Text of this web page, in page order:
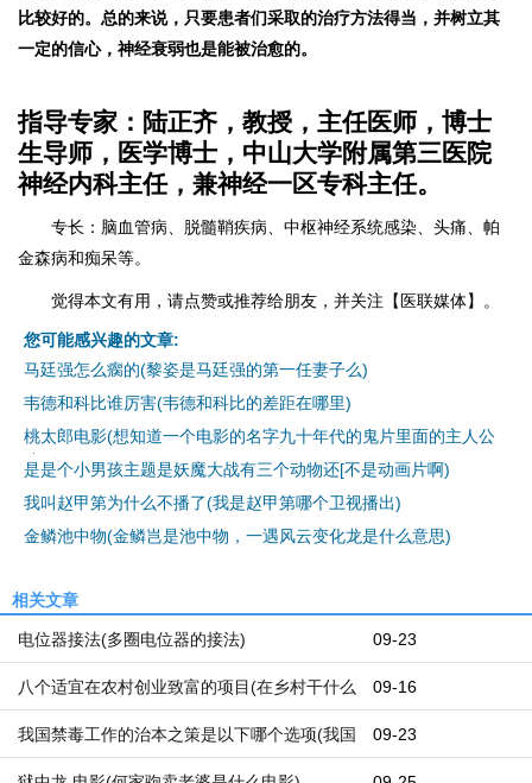
比较好的。总的来说，只要患者们采取的治疗方法得当，并树立其
一定的信心，神经衰弱也是能被治愈的。
指导专家：陆正齐，教授，主任医师，博士
生导师，医学博士，中山大学附属第三医院
神经内科主任，兼神经一区专科主任。
专长：脑血管病、脱髓鞘疾病、中枢神经系统感染、头痛、帕
金森病和痴呆等。
觉得本文有用，请点赞或推荐给朋友，并关注【医联媒体】。
您可能感兴趣的文章:
马廷强怎么瘸的(黎姿是马廷强的第一任妻子么)
韦德和科比谁厉害(韦德和科比的差距在哪里)
桃太郎电影(想知道一个电影的名字九十年代的鬼片里面的主人公
是是个小男孩主题是妖魔大战有三个动物还[不是动画片啊)
我叫赵甲第为什么不播了(我是赵甲第哪个卫视播出)
金鳞池中物(金鳞岂是池中物，一遇风云变化龙是什么意思)
相关文章
09-23
电位器接法(多圈电位器的接法)
09-16
八个适宜在农村创业致富的项目(在乡村干什么
能挣钱呢？在乡村都有哪些好的创业机遇) 09-23
我国禁毒工作的治本之策是以下哪个选项(我国